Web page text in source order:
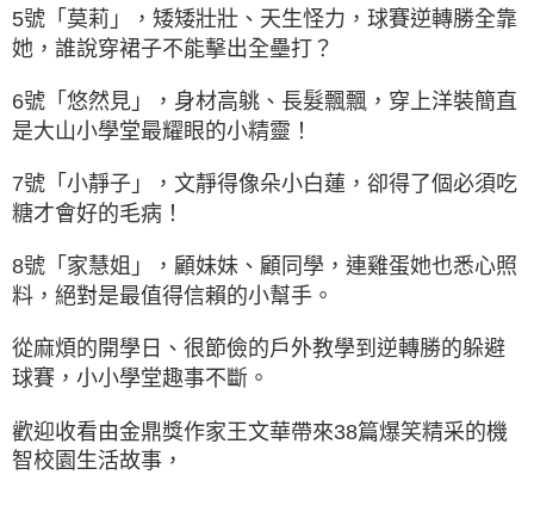
5號「莫莉」，矮矮壯壯、天生怪力，球賽逆轉勝全靠
她，誰說穿裙子不能擊出全壘打？
6號「悠然見」，身材高䠷、長髮飄飄，穿上洋裝簡直
是大山小學堂最耀眼的小精靈！
7號「小靜子」，文靜得像朵小白蓮，卻得了個必須吃
糖才會好的毛病！
8號「家慧姐」，顧妹妹、顧同學，連雞蛋她也悉心照
料，絕對是最值得信賴的小幫手。
從麻煩的開學日、很節儉的戶外教學到逆轉勝的躲避
球賽，小小學堂趣事不斷。
歡迎收看由金鼎獎作家王文華帶來38篇爆笑精采的機
智校園生活故事，